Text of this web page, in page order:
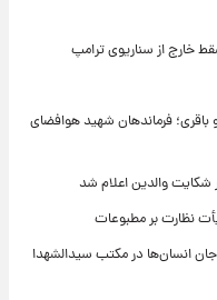
خارج از سناریوی ترامپ
فرماندهان شهید هوافضای
شکایت والدین اعلام شد
نظارت بر مطبوعات
انسان‌ها در مکتب سیدالشهدا